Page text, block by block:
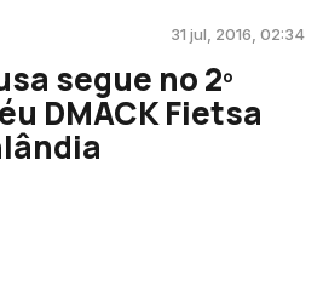
31 jul, 2016, 02:34
segue no 2º
DMACK Fietsa